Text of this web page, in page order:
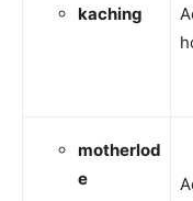
kaching
motherlod
e